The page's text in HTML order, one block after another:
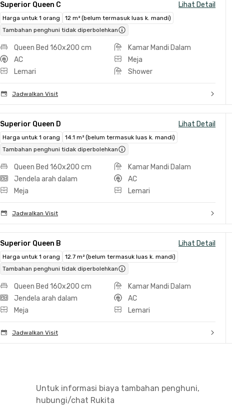
Superior Queen C Lihat Detail
Harga untuk 1 orang
12 m² (belum termasuk luas k. mandi)
Tambahan penghuni tidak diperbolehkan
Queen Bed 160x200 cm
Kamar Mandi Dalam
AC
Meja
Lemari
Shower
Jadwalkan Visit
Superior Queen D Lihat Detail
Harga untuk 1 orang
14.1 m² (belum termasuk luas k. mandi)
Tambahan penghuni tidak diperbolehkan
Queen Bed 160x200 cm
Kamar Mandi Dalam
Jendela arah dalam
AC
Meja
Lemari
Jadwalkan Visit
Superior Queen B Lihat Detail
Harga untuk 1 orang
12.7 m² (belum termasuk luas k. mandi)
Tambahan penghuni tidak diperbolehkan
Queen Bed 160x200 cm
Kamar Mandi Dalam
Jendela arah dalam
AC
Meja
Lemari
Jadwalkan Visit
Untuk informasi biaya tambahan penghuni,
hubungi/chat Rukita